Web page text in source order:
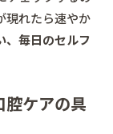
現れたら速やか
、毎日のセルフ
ケアの具